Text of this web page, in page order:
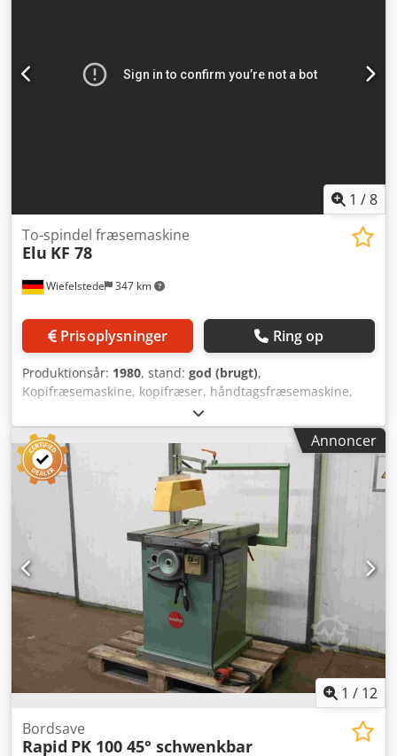
1 /8
Wiefelstede 347 km
To-spindel fræsemaskine
Elu KF 78
Prisoplysninger Ring op
Produktionsår: 1980, stand: god (brugt),
Kopifræsemaskine, kopifræser, håndtagsfræsemaskine,
håndtagsfræser Csdpfegfcm Aox Ahaeha -
Anvendelsesområde: Bearbejdning af aluminium- og
stålprofiler -med 1 lodret og 1 vandret fræsemotor -per
motor: 0,74 kW 12.000 o/min -Opstillingsmål:
2800/1100/H1630 mm -Transportmål: 800/1200/H1630 mm
-Vægt: 270 kg
Annoncer
1 / 12
Bordsave
Rapid PK 100 45° schwenkbar